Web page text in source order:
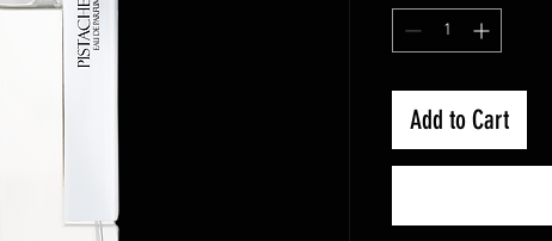
Add to Cart